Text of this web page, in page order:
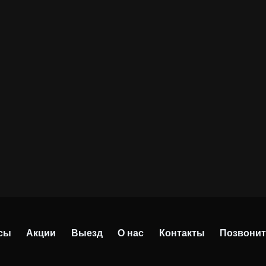
Акции Выезд О нас Контакты